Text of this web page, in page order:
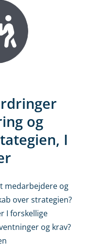
og
I
medarbejdere og
over strategien?
I forskellige
og krav?